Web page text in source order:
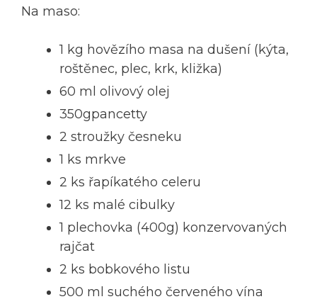
Na maso:
1 kg hovězího masa na dušení (kýta,
roštěnec, plec, krk, kližka)
60 ml olivový olej
350gpancetty
2 stroužky česneku
1 ks mrkve
2 ks řapíkatého celeru
12 ks malé cibulky
1 plechovka (400g) konzervovaných
rajčat
2 ks bobkového listu
500 ml suchého červeného vína